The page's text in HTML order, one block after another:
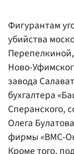
Фигурантам
убийства
Ново-
завода
бухгалтера
Сперанского,
Олега
фирмы «ВМС-
Кроме того,